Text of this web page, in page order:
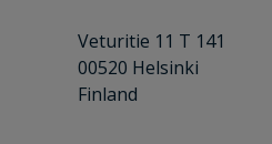
Veturitie 11 T 141
00520 Helsinki
Finland